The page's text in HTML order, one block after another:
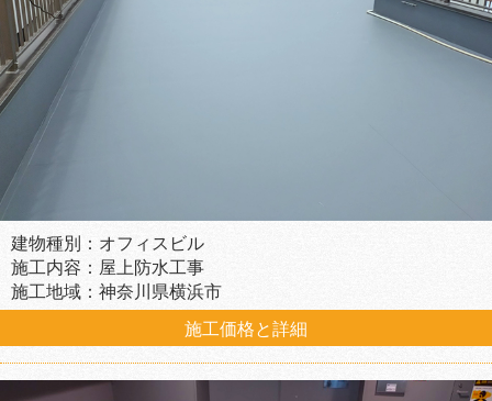
建物種別：オフィスビル
施工内容：屋上防水工事
施工地域：神奈川県横浜市
施工価格と詳細